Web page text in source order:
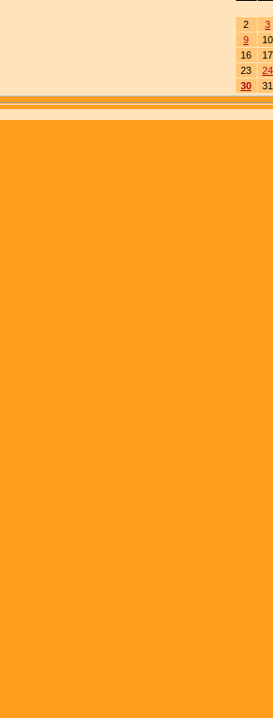
2
3
9
10
16
17
23
24
30
31